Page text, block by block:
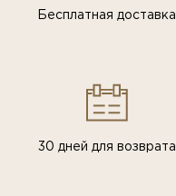
Бесплатная доставка
30 дней для возврата